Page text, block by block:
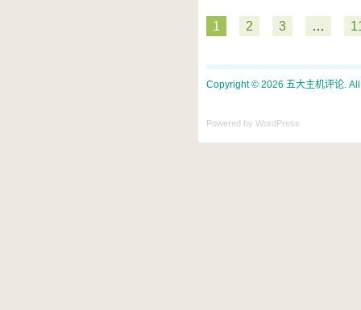
1 2 3 …
Copyright © 2026 五大主机评论.
Powered by WordPress